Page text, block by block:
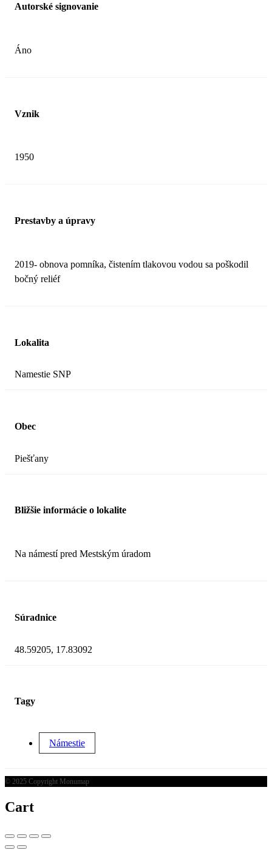
Autorské signovanie
Áno
Vznik
1950
Prestavby a úpravy
2019- obnova pomníka, čistením tlakovou vodou sa poškodil
bočný reliéf
Lokalita
Namestie SNP
Obec
Piešťany
Bližšie informácie o lokalite
Na námestí pred Mestským úradom
Súradnice
48.59205, 17.83092
Tagy
Námestie
© 2025 Copyright Monumap
Cart